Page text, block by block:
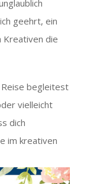
geehrt, ein
Kreativen die
Reise begleitest
vielleicht
dich
im kreativen